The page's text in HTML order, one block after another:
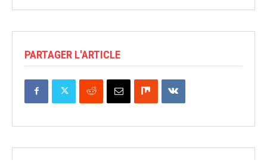
PARTAGER L'ARTICLE